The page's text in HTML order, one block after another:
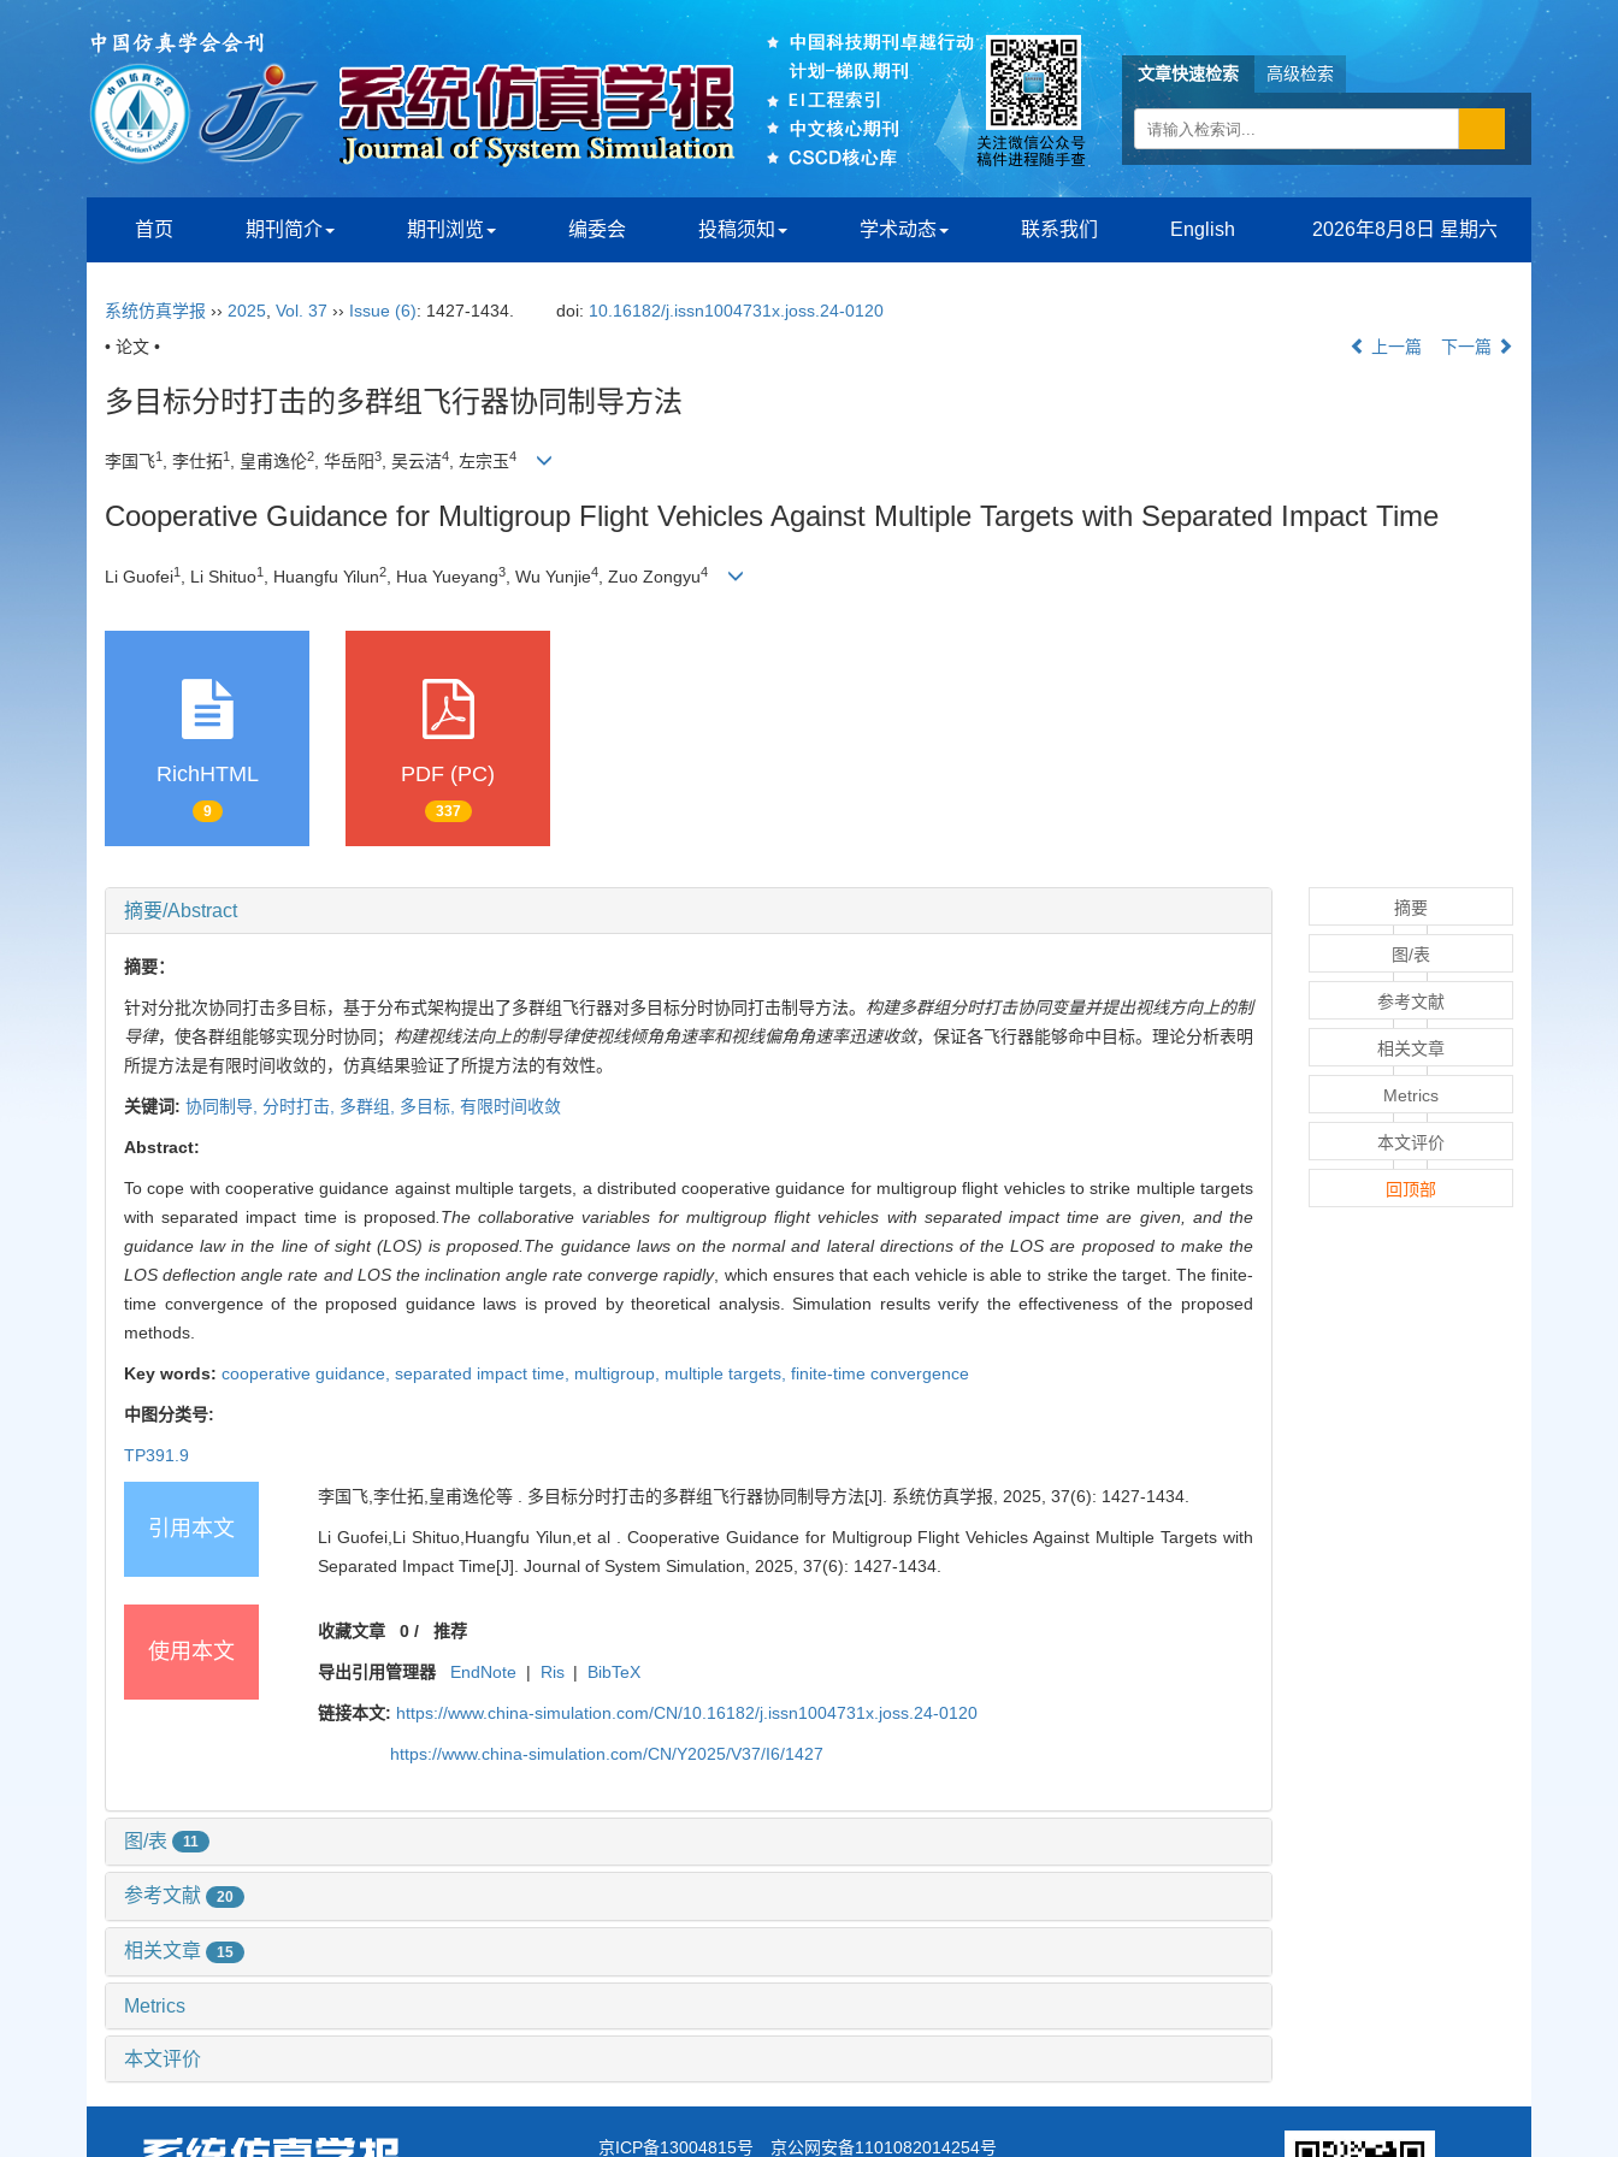
文章快速检索 高级检索
首页 期刊简介 期刊浏览 编委会 投稿须知 学术动态 联系我们 English 2026年8月8日 星期六
系统仿真学报 ›› 2025 Vol. 37 ›› Issue (6): 1427-1434. doi: 10.16182/j.issn1004731x.joss.24-0120
• 论文 •
上一篇 下一篇
多目标分时打击的多群组飞行器协同制导方法
李国飞1 , 李仕拓1 , 皇甫逸伦2, 华岳阳3, 吴云洁4, 左宗玉4
Cooperative Guidance for Multigroup Flight Vehicles Against Multiple Targets with Separated Impact Time
Li Guofei1 , Li Shituo1 , Huangfu Yilun2 , Hua Yueyang3 , Wu Yunjie4 , Zuo Zongyu4
RichHTML
9
PDF (PC)
337
摘要/Abstract
摘要：
针对分批次协同打击多目标，基于分布式架构提出了多群组飞行器对多目标分时协同打击制导方法。 构建多群组分时打击协同变量并提出视线方向上的制
导律，使各群组能够实现分时协同； 构建视线法向上的制导律使视线倾角角速率和视线偏角角速率迅速收敛，保证各飞行器能够命中目标。理论分析表明
所提方法是有限时间收敛的，仿真结果验证了所提方法的有效性。
关键词: 协同制导, 分时打击, 多群组, 多目标, 有限时间收敛
Abstract:
To cope with cooperative guidance against multiple targets, a distributed cooperative guidance for multigroup flight vehicles to strike multiple targets
with separated impact time is proposed The collaborative variables for multigroup flight vehicles with separated impact time are given, and the
guidance law in the line of sight (LOS) is proposed. The guidance laws on the normal and lateral directions of the LOS are proposed to make the
LOS deflection angle rate and LOS the inclination angle rate converge rapidly, which ensures that each vehicle is able to strike the target. The finite-
time convergence of the proposed guidance laws is proved by theoretical analysis. Simulation results verify the effectiveness of the proposed
methods.
Key words: cooperative guidance, separated impact time, multigroup, multiple targets, finite-time convergence
中图分类号:
TP391.9
引用本文
李国飞,李仕拓,皇甫逸伦等 . 多目标分时打击的多群组飞行器协同制导方法[J]. 系统仿真学报, 2025, 37(6): 1427-1434.
Li Guofei,Li Shituo,Huangfu Yilun,et al . Cooperative Guidance for Multigroup Flight Vehicles Against Multiple Targets with
Separated Impact Time[J]. Journal of System Simulation, 2025, 37(6): 1427-1434.
使用本文
收藏文章 0 /推荐
导出引用管理器 EndNote | Ris | BibTeX
链接本文: https://www.china-simulation.com/CN/10.16182/j.issn1004731x.joss.24-0120
https://www.china-simulation.com/CN/Y2025/V37/I6/1427
图/表 11
参考文献 20
相关文章 15
Metrics
本文评价
摘要
图/表
参考文献
相关文章
Metrics
本文评价
回顶部
京ICP备13004815号 京公网安备1101082014254号